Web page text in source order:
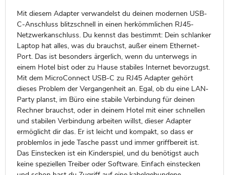
Mit diesem Adapter verwandelst du deinen modernen USB-
C-Anschluss blitzschnell in einen herkömmlichen RJ45-
Netzwerkanschluss. Du kennst das bestimmt: Dein schlanker
Laptop hat alles, was du brauchst, außer einem Ethernet-
Port. Das ist besonders ärgerlich, wenn du unterwegs in
einem Hotel bist oder zu Hause stabiles Internet bevorzugst.
Mit dem MicroConnect USB-C zu RJ45 Adapter gehört
dieses Problem der Vergangenheit an. Egal, ob du eine LAN-
Party planst, im Büro eine stabile Verbindung für deinen
Rechner brauchst, oder in deinem Hotel mit einer schnellen
und stabilen Verbindung arbeiten willst, dieser Adapter
ermöglicht dir das. Er ist leicht und kompakt, so dass er
problemlos in jede Tasche passt und immer griffbereit ist.
Das Einstecken ist ein Kinderspiel, und du benötigst auch
keine speziellen Treiber oder Software. Einfach einstecken